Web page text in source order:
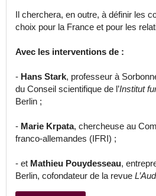
Il cherchera, en outre, à définir les
choix pour la France et pour les
Avec les interventions de :
- Hans Stark, professeur à
du Conseil scientifique de l’Institut
Berlin ;
- Marie Krpata, chercheuse au
franco-allemandes (IFRI) ;
- et Mathieu Pouydesseau,
Berlin, cofondateur de la revue